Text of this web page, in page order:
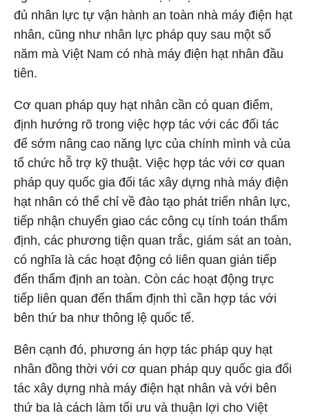
đủ nhân lực tự vận hành an toàn nhà máy điện hạt
nhân, cũng như nhân lực pháp quy sau một số
năm mà Việt Nam có nhà máy điện hạt nhân đầu
tiên.
Cơ quan pháp quy hạt nhân cần có quan điểm,
định hướng rõ trong việc hợp tác với các đối tác
để sớm nâng cao năng lực của chính mình và của
tổ chức hỗ trợ kỹ thuật. Việc hợp tác với cơ quan
pháp quy quốc gia đối tác xây dựng nhà máy điện
hạt nhân có thể chỉ về đào tạo phát triển nhân lực,
tiếp nhận chuyển giao các công cụ tính toán thẩm
định, các phương tiện quan trắc, giám sát an toàn,
có nghĩa là các hoạt động có liên quan gián tiếp
đến thẩm định an toàn. Còn các hoạt động trực
tiếp liên quan đến thẩm định thì cần hợp tác với
bên thứ ba như thông lệ quốc tế.
Bên cạnh đó, phương án hợp tác pháp quy hạt
nhân đồng thời với cơ quan pháp quy quốc gia đối
tác xây dựng nhà máy điện hạt nhân và với bên
thứ ba là cách làm tối ưu và thuận lợi cho Việt